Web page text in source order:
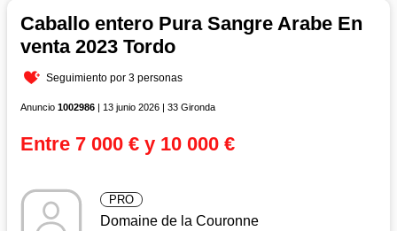
Caballo entero Pura Sangre Arabe En
venta 2023 Tordo
Seguimiento por 3 personas
Anuncio 1002986 | 13 junio 2026 | 33 Gironda
Entre 7 000 € y 10 000 €
PRO
Domaine de la Couronne